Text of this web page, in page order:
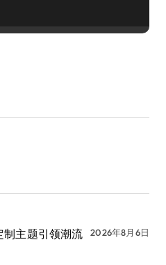
主题引领潮流
2026年8月6日